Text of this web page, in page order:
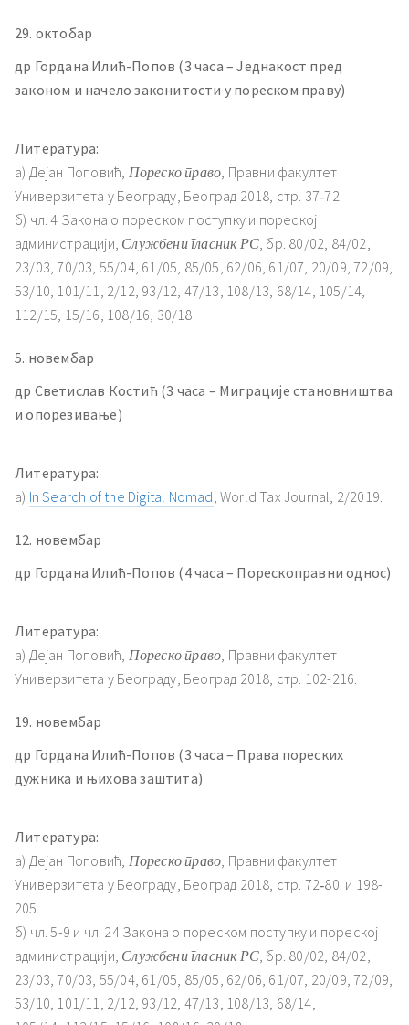
29. октобар
др Гордана Илић-Попов (3 часа – Једнакост пред
законом и начело законитости у пореском праву)
Литература:
а) Дејан Поповић, Пореско право , Правни факултет
Универзитета у Београду, Београд 2018, стр. 37‐72.
б) чл. 4 Закона о пореском поступку и пореској
администрацији, Службени гласник РС , бр. 80/02, 84/02,
23/03, 70/03, 55/04, 61/05, 85/05, 62/06, 61/07, 20/09, 72/09,
53/10, 101/11, 2/12, 93/12, 47/13, 108/13, 68/14, 105/14,
112/15, 15/16, 108/16, 30/18.
5. новембар
др Светислав Костић (3 часа – Миграције становништва
и опорезивање)
Литература:
a) In Search of the Digital Nomad , World Tax Journal, 2/2019.
12. новембар
др Гордана Илић-Попов (4 часа – Порескоправни однос)
Литература:
а) Дејан Поповић, Пореско право , Правни факултет
Универзитета у Београду, Београд 2018, стр. 102-216.
19. новембар
др Гордана Илић-Попов (3 часа – Права пореских
дужника и њихова заштита)
Литература:
а) Дејан Поповић, Пореско право , Правни факултет
Универзитета у Београду, Београд 2018, стр. 72‐80. и 198-
205.
б) чл. 5-9 и чл. 24 Закона о пореском поступку и пореској
администрацији, Службени гласник РС , бр. 80/02, 84/02,
23/03, 70/03, 55/04, 61/05, 85/05, 62/06, 61/07, 20/09, 72/09,
53/10, 101/11, 2/12, 93/12, 47/13, 108/13, 68/14,